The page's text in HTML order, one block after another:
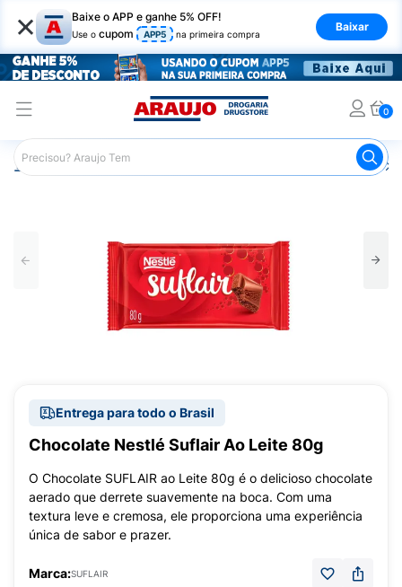
× Baixe o APP e ganhe 5% OFF!
Use o cupom APP5 na primeira compra
Baixar
0
Araujo Mercado Barras de Chocolate
Entrega para todo o Brasil
Chocolate Nestlé Suflair Ao Leite 80g
O Chocolate SUFLAIR ao Leite 80g é o delicioso chocolate
aerado que derrete suavemente na boca. Com uma
textura leve e cremosa, ele proporciona uma experiência
única de sabor e prazer.
Marca:SUFLAIR